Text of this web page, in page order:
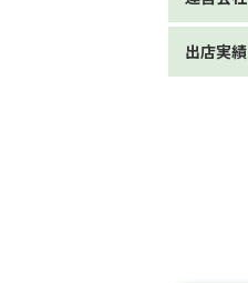
出店実績